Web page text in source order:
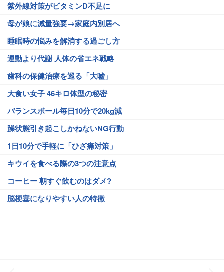
紫外線対策がビタミンD不足に
母が娘に減量強要→家庭内別居へ
睡眠時の悩みを解消する過ごし方
運動より代謝 人体の省エネ戦略
歯科の保健治療を巡る「大嘘」
大食い女子 46キロ体型の秘密
バランスボール毎日10分で20kg減
躁状態引き起こしかねないNG行動
1日10分で手軽に「ひざ痛対策」
キウイを食べる際の3つの注意点
コーヒー 朝すぐ飲むのはダメ?
脳梗塞になりやすい人の特徴